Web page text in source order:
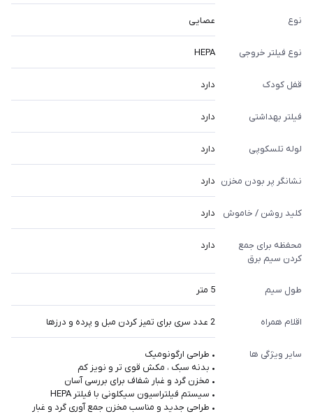
نوع عصایی
نوع فیلتر خروجی HEPA
قفل کودک دارد
فیلتر بهداشتی دارد
لوله تلسکوپی دارد
نشانگر پر بودن مخزن دارد
کلید روشن / خاموش دارد
محفظه برای جمع
کردن سیم برق
دارد
طول سیم 5 متر
اقلام همراه 2 عدد سری برای تمیز کردن مبل و پرده و درزها
سایر ویژگی ها
• طراحی ارگونومیک
• بدنه سبک ، مکش قوی تر و نویز کم
• مخزن گرد و غبار شفاف برای بررسی آسان
• سیستم فیلتراسیون سیکلونی با فیلتر HEPA
• طراحی جدید و مناسب مخزن جمع آوری گرد و غبار